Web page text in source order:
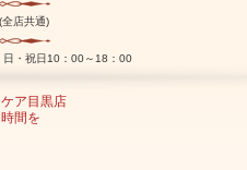
店共通)
・祝日10：00～18：00
ケア目黒店
間を